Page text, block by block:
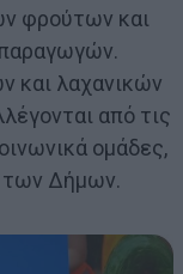
φρούτων και
και λαχανικών
από τις
ομάδες,
των Δήμων.